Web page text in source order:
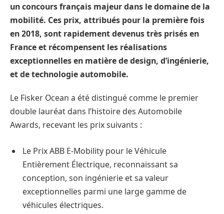
un concours français majeur dans le domaine de la
mobilité. Ces prix, attribués pour la première fois
en 2018, sont rapidement devenus très prisés en
France et récompensent les réalisations
exceptionnelles en matière de design, d’ingénierie,
et de technologie automobile.
Le Fisker Ocean a été distingué comme le premier
double lauréat dans l’histoire des Automobile
Awards, recevant les prix suivants :
Le Prix ABB E-Mobility pour le Véhicule
Entièrement Électrique, reconnaissant sa
conception, son ingénierie et sa valeur
exceptionnelles parmi une large gamme de
véhicules électriques.